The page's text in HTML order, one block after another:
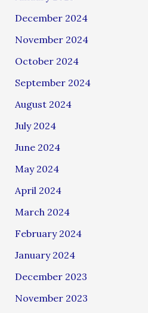
December 2024
November 2024
October 2024
September 2024
August 2024
July 2024
June 2024
May 2024
April 2024
March 2024
February 2024
January 2024
December 2023
November 2023